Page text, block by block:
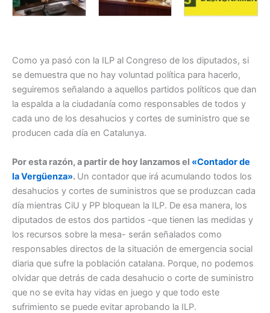
Como ya pasó con la ILP al Congreso de los diputados, si
se demuestra que no hay voluntad política para hacerlo,
seguiremos señalando a aquellos partidos políticos que dan
la espalda a la ciudadanía como responsables de todos y
cada uno de los desahucios y cortes de suministro que se
producen cada día en Catalunya.
Por esta razón, a partir de hoy lanzamos el «Contador de
la Vergüenza». Un contador que irá acumulando todos los
desahucios y cortes de suministros que se produzcan cada
día mientras CiU y PP bloquean la ILP. De esa manera, los
diputados de estos dos partidos -que tienen las medidas y
los recursos sobre la mesa- serán señalados como
responsables directos de la situación de emergencia social
diaria que sufre la población catalana. Porque, no podemos
olvidar que detrás de cada desahucio o corte de suministro
que no se evita hay vidas en juego y que todo este
sufrimiento se puede evitar aprobando la ILP.